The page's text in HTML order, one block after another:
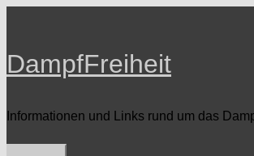
springen
DampfFreiheit
Informationen und Links rund um das